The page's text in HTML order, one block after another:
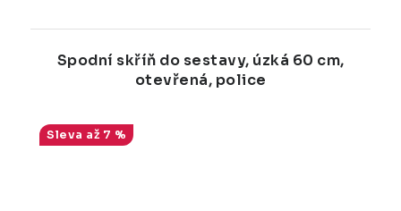
Spodní skříň do sestavy, úzká 60 cm,
otevřená, police
až 7 %